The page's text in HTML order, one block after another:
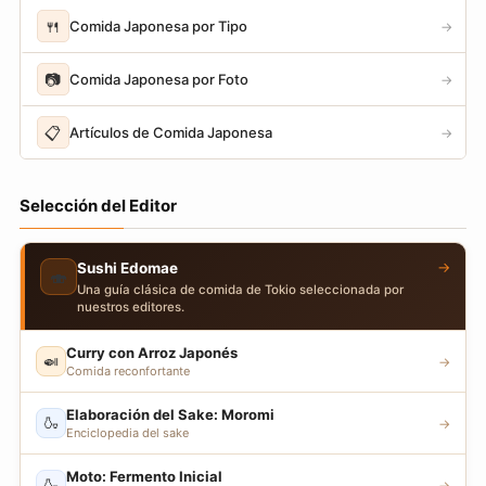
🍴 Comida Japonesa por Tipo →
📷 Comida Japonesa por Foto →
📋 Artículos de Comida Japonesa →
Selección del Editor
🍣 Sushi Edomae
Una guía clásica de comida de Tokio seleccionada por
nuestros editores.
→
🍛 Curry con Arroz Japonés
Comida reconfortante
→
🍶 Elaboración del Sake: Moromi
Enciclopedia del sake
→
Moto: Fermento Inicial